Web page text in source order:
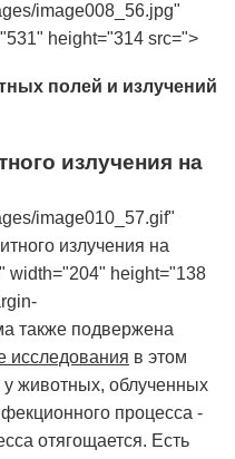
image008_56.jpg"
height="314 src=">
полей и излучений
излучения на
image010_57.gif"
излучения на
width="204" height="138
также подвержена
исследования в этом
у животных, облученных
процесса -
отягощается. Есть